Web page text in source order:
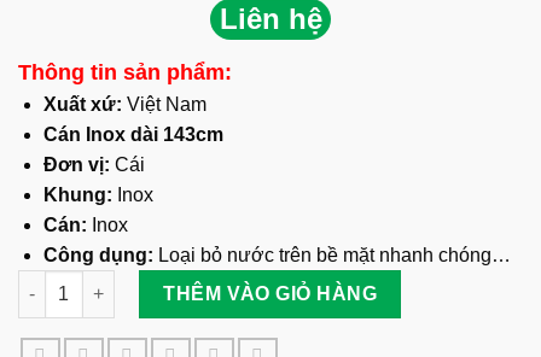
Liên hệ
Thông tin sản phẩm:
Xuất xứ: Việt Nam
Cán Inox dài 143cm
Đơn vị: Cái
Khung: Inox
Cán: Inox
Công dụng: Loại bỏ nước trên bề mặt nhanh chóng…
Cây Cào Nước Sàn Nhà Khung Inox - Cán Inox số lượng
THÊM VÀO GIỎ HÀNG